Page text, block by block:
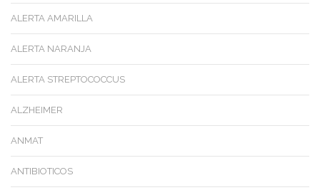
ALERTA AMARILLA
ALERTA NARANJA
ALERTA STREPTOCOCCUS
ALZHEIMER
ANMAT
ANTIBIOTICOS